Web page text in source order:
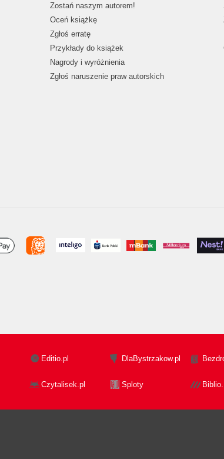
Zostań naszym autorem!
Oceń książkę
Zgłoś erratę
Przykłady do książek
Nagrody i wyróżnienia
Zgłoś naruszenie praw autorskich
Editio.pl DlaBystrzakow.pl
Czytalisek.pl Sploty